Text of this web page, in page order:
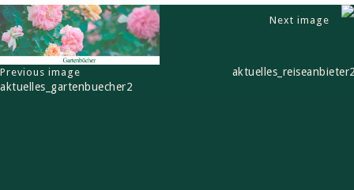
Previous image
aktuelles_gartenbuecher2
Next image